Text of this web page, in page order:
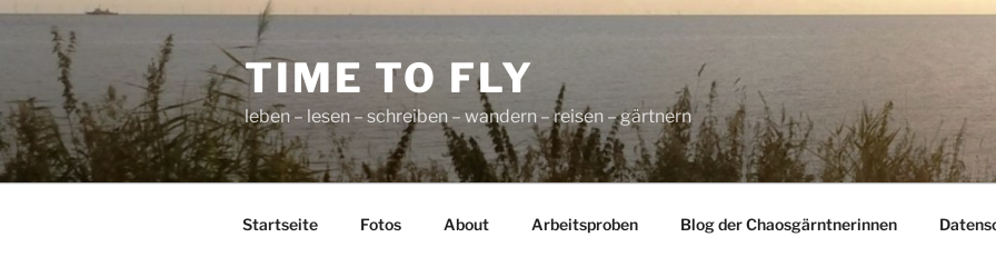
Zum
springen
TIME TO FLY
leben – lesen – schreiben – wandern – reisen – gärtnern
Startseite Fotos About Arbeitsproben Blog der Chaosgärntnerinnen